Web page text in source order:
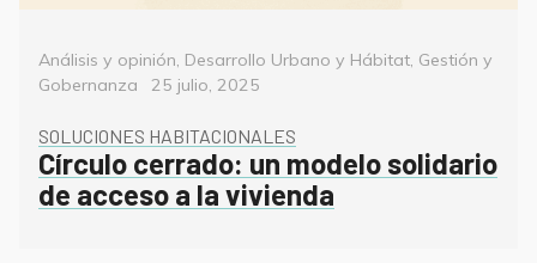
Categorías
Análisis y opinión, Desarrollo Urbano y Hábitat, Gestión y
Gobernanza
Posted
25 julio, 2025
SOLUCIONES HABITACIONALES
Círculo cerrado: un modelo solidario
de acceso a la vivienda